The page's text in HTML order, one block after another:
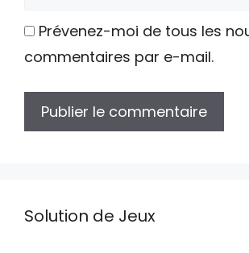
Prévenez-moi de tous les
commentaires par e-mail.
Solution de Jeux